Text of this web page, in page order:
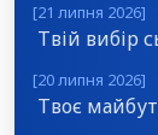
[21 липня 2026]
Твій вибір
[20 липня 2026]
Твоє